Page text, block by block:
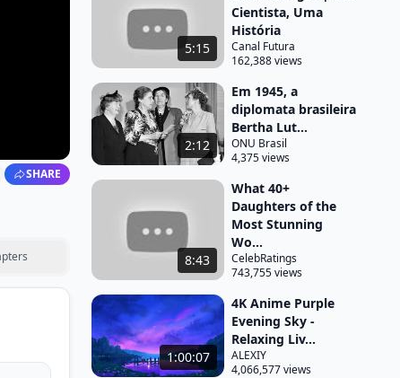
SHARE
5:15
Cientista, Uma
História
Canal Futura
162,388 views
2:12
Em 1945, a
diplomata brasileira
Bertha Lut...
ONU Brasil
4,375 views
8:43
What 40+
Daughters of the
Most Stunning
Wo...
CelebRatings
743,755 views
1:00:07
4K Anime Purple
Evening Sky -
Relaxing Liv...
ALEXIY
4,066,577 views